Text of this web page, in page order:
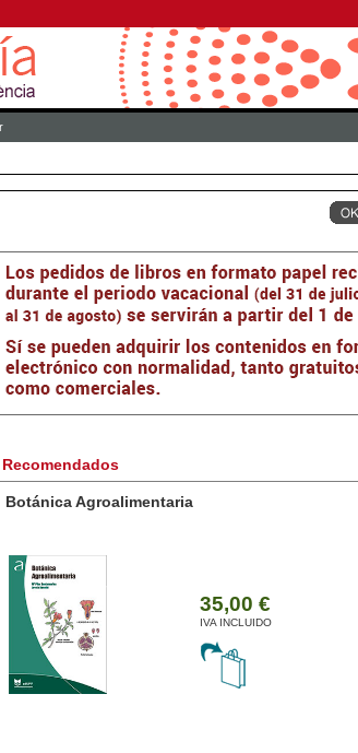
Recomendados
Botánica Agroalimentaria
35,00 €
IVA INCLUIDO